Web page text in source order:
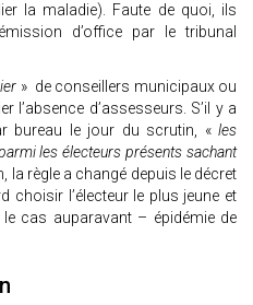
la maladie). Faute de quoi, ils
d’office par le tribunal
» de conseillers municipaux ou
l’absence d’assesseurs. S’il y a
bureau le jour du scrutin, « les
les électeurs présents sachant
la règle a changé depuis le décret
choisir l’électeur le plus jeune et
cas auparavant – épidémie de